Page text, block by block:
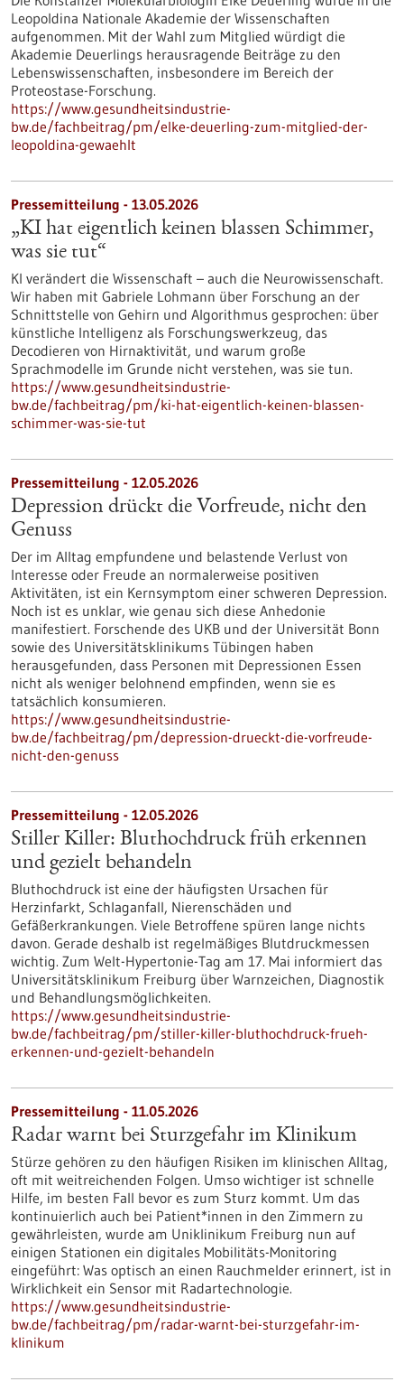
Leopoldina Nationale Akademie der Wissenschaften
aufgenommen. Mit der Wahl zum Mitglied würdigt die
Akademie Deuerlings herausragende Beiträge zu den
Lebenswissenschaften, insbesondere im Bereich der
Proteostase-Forschung.
https://www.gesundheitsindustrie-
bw.de/fachbeitrag/pm/elke-deuerling-zum-mitglied-der-
leopoldina-gewaehlt
Pressemitteilung - 13.05.2026
„KI hat eigentlich keinen blassen Schimmer,
was sie tut“
KI verändert die Wissenschaft – auch die Neurowissenschaft.
Wir haben mit Gabriele Lohmann über Forschung an der
Schnittstelle von Gehirn und Algorithmus gesprochen: über
künstliche Intelligenz als Forschungswerkzeug, das
Decodieren von Hirnaktivität, und warum große
Sprachmodelle im Grunde nicht verstehen, was sie tun.
https://www.gesundheitsindustrie-
bw.de/fachbeitrag/pm/ki-hat-eigentlich-keinen-blassen-
schimmer-was-sie-tut
Pressemitteilung - 12.05.2026
Depression drückt die Vorfreude, nicht den
Genuss
Der im Alltag empfundene und belastende Verlust von
Interesse oder Freude an normalerweise positiven
Aktivitäten, ist ein Kernsymptom einer schweren Depression.
Noch ist es unklar, wie genau sich diese Anhedonie
manifestiert. Forschende des UKB und der Universität Bonn
sowie des Universitätsklinikums Tübingen haben
herausgefunden, dass Personen mit Depressionen Essen
nicht als weniger belohnend empfinden, wenn sie es
tatsächlich konsumieren.
https://www.gesundheitsindustrie-
bw.de/fachbeitrag/pm/depression-drueckt-die-vorfreude-
nicht-den-genuss
Pressemitteilung - 12.05.2026
Stiller Killer: Bluthochdruck früh erkennen
und gezielt behandeln
Bluthochdruck ist eine der häufigsten Ursachen für
Herzinfarkt, Schlaganfall, Nierenschäden und
Gefäßerkrankungen. Viele Betroffene spüren lange nichts
davon. Gerade deshalb ist regelmäßiges Blutdruckmessen
wichtig. Zum Welt-Hypertonie-Tag am 17. Mai informiert das
Universitätsklinikum Freiburg über Warnzeichen, Diagnostik
und Behandlungsmöglichkeiten.
https://www.gesundheitsindustrie-
bw.de/fachbeitrag/pm/stiller-killer-bluthochdruck-frueh-
erkennen-und-gezielt-behandeln
Pressemitteilung - 11.05.2026
Radar warnt bei Sturzgefahr im Klinikum
Stürze gehören zu den häufigen Risiken im klinischen Alltag,
oft mit weitreichenden Folgen. Umso wichtiger ist schnelle
Hilfe, im besten Fall bevor es zum Sturz kommt. Um das
kontinuierlich auch bei Patient*innen in den Zimmern zu
gewährleisten, wurde am Uniklinikum Freiburg nun auf
einigen Stationen ein digitales Mobilitäts-Monitoring
eingeführt: Was optisch an einen Rauchmelder erinnert, ist in
Wirklichkeit ein Sensor mit Radartechnologie.
https://www.gesundheitsindustrie-
bw.de/fachbeitrag/pm/radar-warnt-bei-sturzgefahr-im-
klinikum